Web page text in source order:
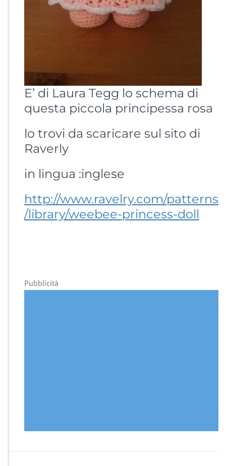
E’ di Laura Tegg lo schema di
questa piccola principessa rosa
lo trovi da scaricare sul sito di
Raverly
in lingua :inglese
http://www.ravelry.com/patterns
/library/weebee-princess-doll
Pubblicità